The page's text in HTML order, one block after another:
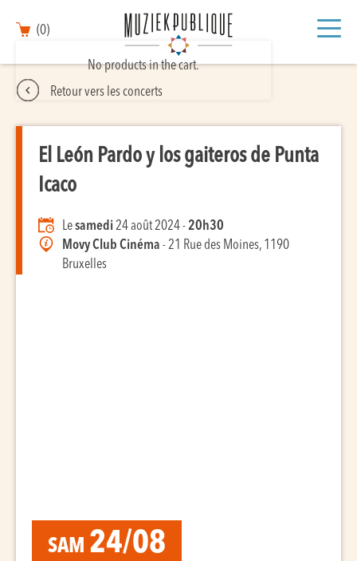
(0)
No products in the cart.
Retour vers les concerts
El León Pardo y los gaiteros de Punta
Icaco
Lesamedi 24 août 2024 -20h30
Movy Club Cinéma - 21 Rue des Moines, 1190
Bruxelles
SAM 24/08